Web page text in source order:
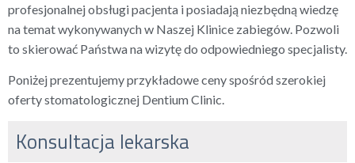
profesjonalnej obsługi pacjenta i posiadają niezbędną wiedzę
na temat wykonywanych w Naszej Klinice zabiegów. Pozwoli
to skierować Państwa na wizytę do odpowiedniego specjalisty.
Poniżej prezentujemy przykładowe ceny spośród szerokiej
oferty stomatologicznej Dentium Clinic.
Konsultacja lekarska